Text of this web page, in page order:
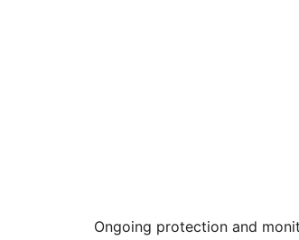
Ongoing protection and